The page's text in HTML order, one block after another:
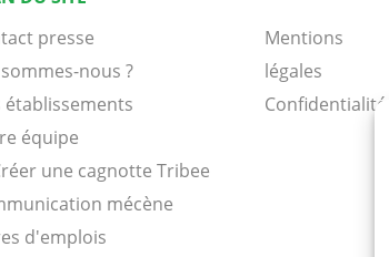
presse
nous ?
établissements
équipe
une cagnotte Tribee
mécène
d'emplois
Mentions
légales
Confidentialité